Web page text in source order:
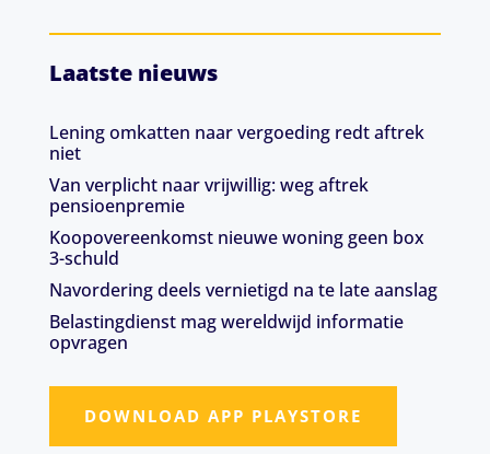
Laatste nieuws
Lening omkatten naar vergoeding redt aftrek
niet
Van verplicht naar vrijwillig: weg aftrek
pensioenpremie
Koopovereenkomst nieuwe woning geen box
3-schuld
Navordering deels vernietigd na te late aanslag
Belastingdienst mag wereldwijd informatie
opvragen
DOWNLOAD APP PLAYSTORE